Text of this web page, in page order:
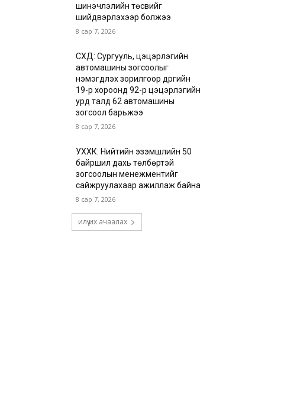
шинэчлэлийн төсвийг
шийдвэрлэхээр болжээ
8 сар 7, 2026
СХД: Сургууль, цэцэрлэгийн
автомашины зогсоолыг
нэмэгдүүлэх зорилгоор дүүргийн
19-р хороонд 92-р цэцэрлэгийн
урд талд 62 автомашины
зогсоол барьжээ
8 сар 7, 2026
УХХК: Нийтийн эзэмшлийн 50
байршил дахь төлбөртэй
зогсоолын менежментийг
сайжруулахаар ажиллаж байна
8 сар 7, 2026
илүү их ачаалах